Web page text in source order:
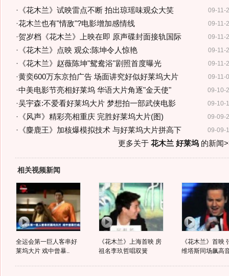
09-11-
· 《花木兰》试映雷点不断 拍出琼瑶味观众大笑
09-11-
·花木兰也有"情敌"?电影增加感情线
09-11-
·贺岁档《花木兰》上映在即 原声碟封面接轨国际
09-11-
· 《花木兰》点映 观众:陈坤令人惊艳
09-11-
· 《花木兰》赵薇陈坤"鸳鸯浴"剧照首度曝光
09-11-
·黄奕600万东京拍广告 场面讲究好似好莱坞大片
09-10-
·中美电影节亮相好莱坞 华语大片角逐"金天使"
09-10-
·吴宇森:不爱看好莱坞大片 梦想拍一部武侠电影
09-09-
· 《风声》精彩亮相重庆 完胜好莱坞大片(图)
09-09-
· 《麋鹿王》加核爆模拟技术 与好莱坞大片拼高下
更多关于 花木兰 好莱坞的新闻
相关视频新闻
全运会第一巨人客串好
莱坞大片 戏中曾暴..
《花木兰》上海首映 房
祖名李玖哲唱双簧
《花木兰》首映
维塔斯同场飙高